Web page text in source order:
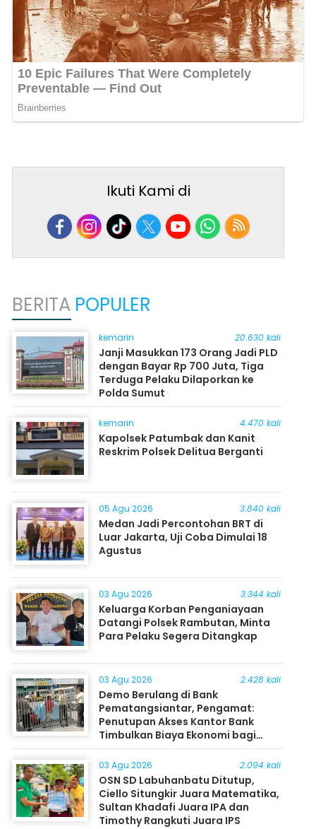
Ikuti Kami di
BERITA POPULER
kemarin 20.630 kali
Janji Masukkan 173 Orang Jadi PLD
dengan Bayar Rp 700 Juta, Tiga
Terduga Pelaku Dilaporkan ke
Polda Sumut
kemarin 4.470 kali
Kapolsek Patumbak dan Kanit
Reskrim Polsek Delitua Berganti
05 Agu 2026 3.840 kali
Medan Jadi Percontohan BRT di
Luar Jakarta, Uji Coba Dimulai 18
Agustus
03 Agu 2026 3.344 kali
Keluarga Korban Penganiayaan
Datangi Polsek Rambutan, Minta
Para Pelaku Segera Ditangkap
03 Agu 2026 2.428 kali
Demo Berulang di Bank
Pematangsiantar, Pengamat:
Penutupan Akses Kantor Bank
Timbulkan Biaya Ekonomi bagi
Masyarakat
03 Agu 2026 2.094 kali
OSN SD Labuhanbatu Ditutup,
Ciello Situngkir Juara Matematika,
Sultan Khadafi Juara IPA dan
Timothy Rangkuti Juara IPS